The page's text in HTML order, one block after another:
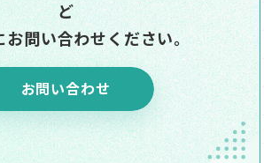
ど
お問い合わせください。
お問い合わせ